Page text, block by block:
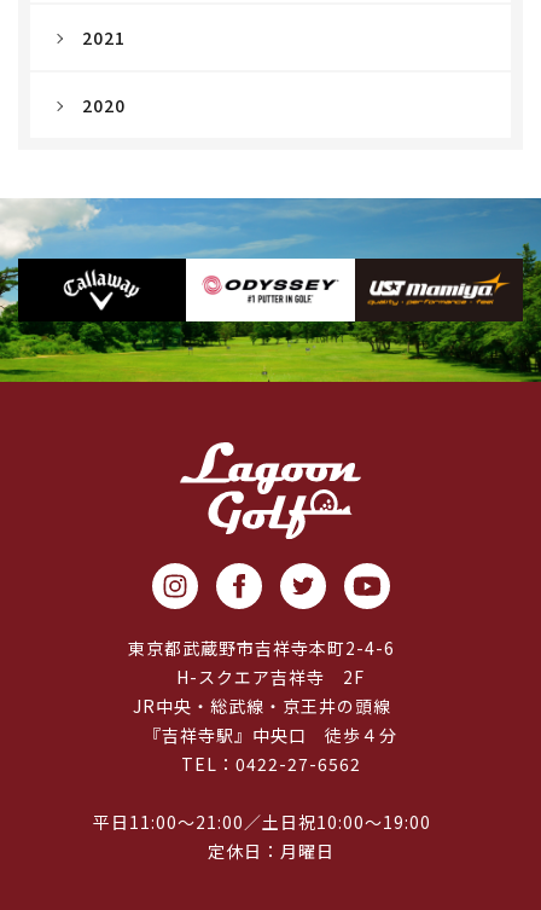
2021
2020
東京都武蔵野市吉祥寺本町2-4-6
H-スクエア吉祥寺 2F
JR中央・総武線・京王井の頭線
『吉祥寺駅』中央口 徒歩４分
TEL：0422-27-6562
平日11:00～21:00／土日祝10:00～19:00
定休日：月曜日